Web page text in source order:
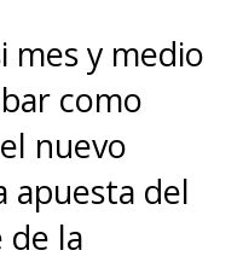
por
Y si
rápida,
en el
horas
mes y medio
como
nuevo
apuesta del
de la